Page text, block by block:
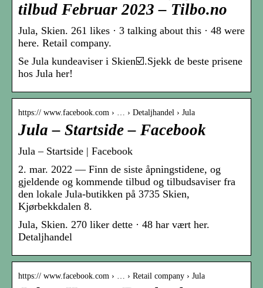
tilbud Februar 2023 – Tilbo.no
Jula, Skien. 261 likes · 3 talking about this · 48 were
here. Retail company.
Se Jula kundeaviser i Skien☑️.Sjekk de beste prisene
hos Jula her!
https:// www.facebook.com › … › Detaljhandel › Jula
Jula – Startside – Facebook
Jula – Startside | Facebook
2. mar. 2022 — Finn de siste åpningstidene, og
gjeldende og kommende tilbud og tilbudsaviser fra
den lokale Jula-butikken på 3735 Skien,
Kjørbekkdalen 8.
Jula, Skien. 270 liker dette · 48 har vært her.
Detaljhandel
https:// www.facebook.com › … › Retail company › Jula